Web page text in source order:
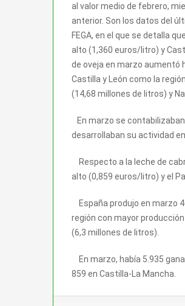
al valor medio de febrero,
anterior. Son los datos del
FEGA, en el que se detalla
alto (1,360 euros/litro) y
de oveja en marzo aumentó
Castilla y León como la
(14,68 millones de litros) y
En marzo se
desarrollaban su actividad
Respecto a la leche de
alto (0,859 euros/litro) y el
España produjo en marzo
región con mayor
(6,3 millones de litros).
En marzo, había 5.935
859 en Castilla-La Mancha.